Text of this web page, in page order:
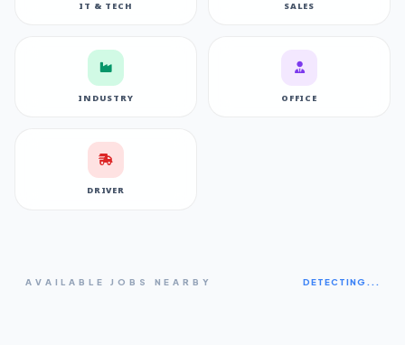
IT & TECH SALES
INDUSTRY OFFICE
DRIVER
AVAILABLE JOBS NEARBY DETECTING...